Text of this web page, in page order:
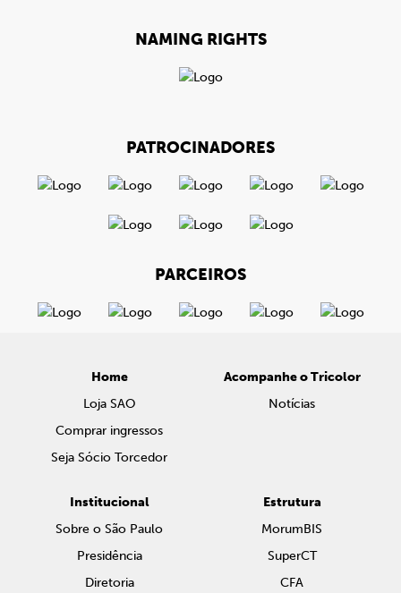
NAMING RIGHTS
PATROCINADORES
PARCEIROS
Home
Loja SAO
Comprar ingressos
Seja Sócio Torcedor
Acompanhe o Tricolor
Notícias
Institucional
Sobre o São Paulo
Presidência
Diretoria
Estrutura
MorumBIS
SuperCT
CFA